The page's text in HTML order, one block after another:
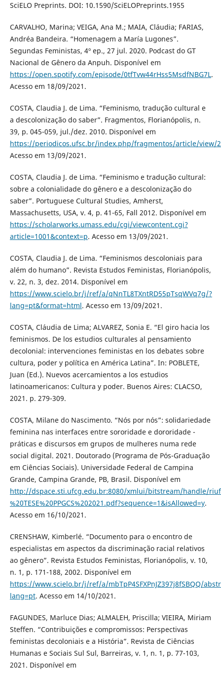
SciELO Preprints. DOI: 10.1590/SciELOPreprints.1955
CARVALHO, Marina; VEIGA, Ana M.; MAIA, Cláudia; FARIAS,
Andréa Bandeira. “Homenagem a María Lugones”.
Segundas Feministas, 4º ep., 27 jul. 2020. Podcast do GT
Nacional de Gênero da Anpuh. Disponível em
https://open.spotify.com/episode/0tfTvw44rHss5MsdfNBG7L.
Acesso em 18/09/2021.
COSTA, Claudia J. de Lima. “Feminismo, tradução cultural e
a descolonização do saber”. Fragmentos, Florianópolis, n.
39, p. 045-059, jul./dez. 2010. Disponível em
https://periodicos.ufsc.br/index.php/fragmentos/article/view/
Acesso em 13/09/2021.
COSTA, Claudia J. de Lima. “Feminismo e tradução cultural:
sobre a colonialidade do gênero e a descolonização do
saber”. Portuguese Cultural Studies, Amherst,
Massachusetts, USA, v. 4, p. 41-65, Fall 2012. Disponível em
https://scholarworks.umass.edu/cgi/viewcontent.cgi?
article=1001&context=p. Acesso em 13/09/2021.
COSTA, Claudia J. de Lima. “Feminismos descoloniais para
além do humano”. Revista Estudos Feministas, Florianópolis,
v. 22, n. 3, dez. 2014. Disponível em
https://www.scielo.br/j/ref/a/qNnTL8TXntRD55pTsqWVq7g/?
lang=pt&format=html. Acesso em 13/09/2021.
COSTA, Cláudia de Lima; ALVAREZ, Sonia E. “El giro hacia los
feminismos. De los estudios culturales al pensamiento
decolonial: intervenciones feministas en los debates sobre
cultura, poder y política en América Latina”. In: POBLETE,
Juan (Ed.). Nuevos acercamientos a los estudios
latinoamericanos: Cultura y poder. Buenos Aires: CLACSO,
2021. p. 279-309.
COSTA, Milane do Nascimento. “Nós por nós”: solidariedade
feminina nas interfaces entre sororidade e dororidade -
práticas e discursos em grupos de mulheres numa rede
social digital. 2021. Doutorado (Programa de Pós-Graduação
em Ciências Sociais). Universidade Federal de Campina
Grande, Campina Grande, PB, Brasil. Disponível em
http://dspace.sti.ufcg.edu.br:8080/xmlui/bitstream/handle/
%20TESE%20PPGCS%202021.pdf?sequence=1&isAllowed=y.
Acesso em 16/10/2021.
CRENSHAW, Kimberlé. “Documento para o encontro de
especialistas em aspectos da discriminação racial relativos
ao gênero”. Revista Estudos Feministas, Florianópolis, v. 10,
n. 1, p. 171-188, 2002. Disponível em
https://www.scielo.br/j/ref/a/mbTpP4SFXPnJZ397j8fSBQQ/
lang=pt. Acesso em 14/10/2021.
FAGUNDES, Marluce Dias; ALMALEH, Priscilla; VIEIRA, Miriam
Steffen. “Contribuições e compromissos: Perspectivas
feministas decoloniais e a História”. Revista de Ciências
Humanas e Sociais Sul Sul, Barreiras, v. 1, n. 1, p. 77-103,
2021. Disponível em